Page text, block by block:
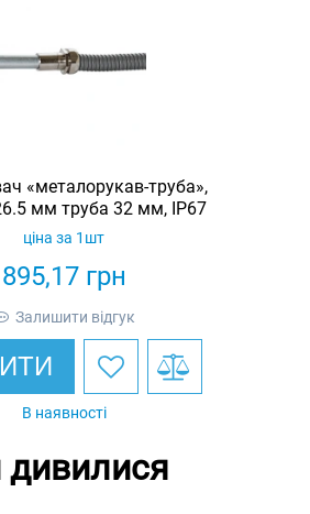
«металорукав-труба»,
мм труба 32 мм, IP67
895,17грн
ціна за 1шт
Залишити відгук
В наявності
дивилися